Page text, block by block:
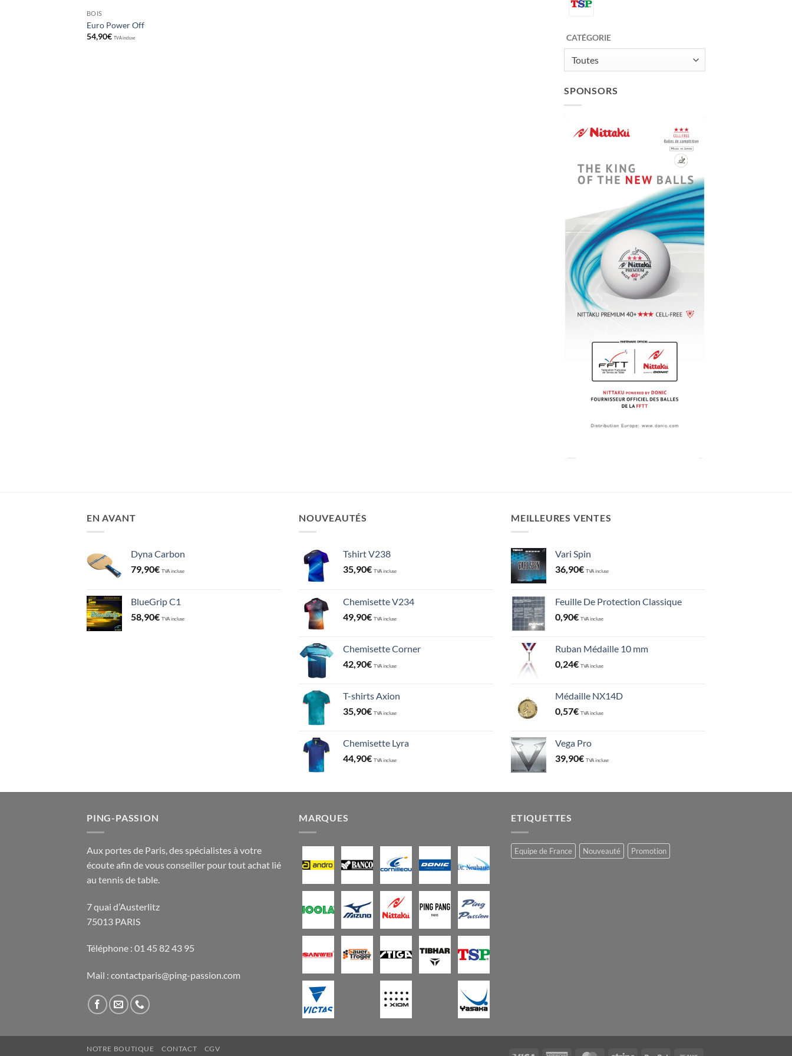
BOIS
Euro Power Off
54,90€ TVA incluse CATÉGORIE
Toutes
SPONSORS
EN AVANT
Dyna Carbon
79,90€ TVA incluse
BlueGrip C1
58,90€ TVA incluse
NOUVEAUTÉS
Tshirt V238
35,90€ TVA incluse
Chemisette V234
49,90€ TVA incluse
Chemisette Corner
42,90€ TVA incluse
T-shirts Axion
35,90€ TVA incluse
Chemisette Lyra
44,90€ TVA incluse
MEILLEURES VENTES
Vari Spin
36,90€ TVA incluse
Feuille De Protection Classique
0,90€ TVA incluse
Ruban Médaille 10 mm
0,24€ TVA incluse
Médaille NX14D
0,57€ TVA incluse
Vega Pro
39,90€ TVA incluse
PING-PASSION
Aux portes de Paris, des spécialistes à votre
écoute afin de vous conseiller pour tout achat lié
au tennis de table.
7 quai d’Austerlitz
75013 PARIS
Téléphone : 01 45 82 43 95
Mail : contactparis@ping-passion.com
MARQUES ETIQUETTES
Equipe de France Nouveauté Promotion
NOTRE BOUTIQUE CONTACT CGV